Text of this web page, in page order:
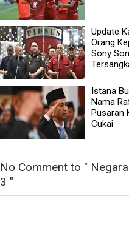
Update
Orang
Sony
Istana
Nama
Pusaran
Cukai
No Comment to "
3 "